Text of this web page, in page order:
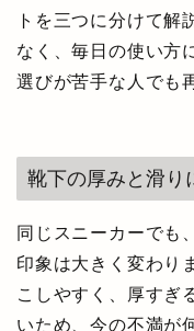
トを三つに分けて解
なく、毎日の使い方
選びが苦手な人でも
靴下の厚みと滑り
同じスニーカーでも
印象は大きく変わり
こしやすく、厚すぎ
いため、今の不満が